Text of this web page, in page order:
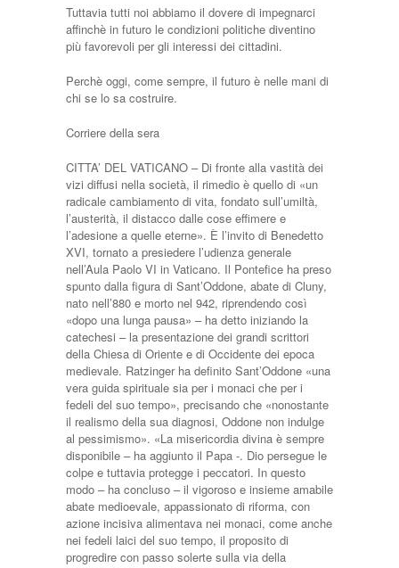
Tuttavia tutti noi abbiamo il dovere di impegnarci
affinchè in futuro le condizioni politiche diventino
più favorevoli per gli interessi dei cittadini.
Perchè oggi, come sempre, il futuro è nelle mani di
chi se lo sa costruire.
Corriere della sera
CITTA’ DEL VATICANO – Di fronte alla vastità dei
vizi diffusi nella società, il rimedio è quello di «un
radicale cambiamento di vita, fondato sull’umiltà,
l’austerità, il distacco dalle cose effimere e
l’adesione a quelle eterne». È l’invito di Benedetto
XVI, tornato a presiedere l’udienza generale
nell’Aula Paolo VI in Vaticano. Il Pontefice ha preso
spunto dalla figura di Sant’Oddone, abate di Cluny,
nato nell’880 e morto nel 942, riprendendo così
«dopo una lunga pausa» – ha detto iniziando la
catechesi – la presentazione dei grandi scrittori
della Chiesa di Oriente e di Occidente dei epoca
medievale. Ratzinger ha definito Sant’Oddone «una
vera guida spirituale sia per i monaci che per i
fedeli del suo tempo», precisando che «nonostante
il realismo della sua diagnosi, Oddone non indulge
al pessimismo». «La misericordia divina è sempre
disponibile – ha aggiunto il Papa -. Dio persegue le
colpe e tuttavia protegge i peccatori. In questo
modo – ha concluso – il vigoroso e insieme amabile
abate medioevale, appassionato di riforma, con
azione incisiva alimentava nei monaci, come anche
nei fedeli laici del suo tempo, il proposito di
progredire con passo solerte sulla via della